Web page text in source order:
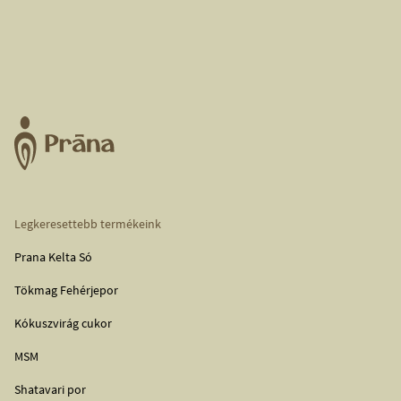
Legkeresettebb termékeink
Prana Kelta Só
Tökmag Fehérjepor
Kókuszvirág cukor
MSM
Shatavari por